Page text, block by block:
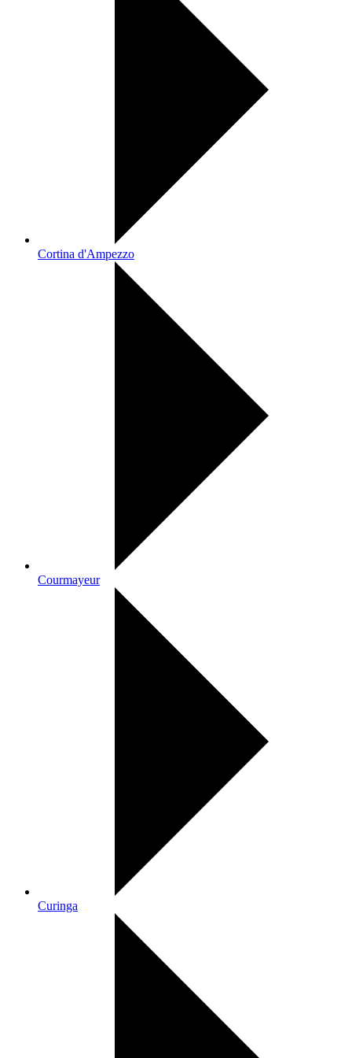
Cortina d'Ampezzo
Courmayeur
Curinga